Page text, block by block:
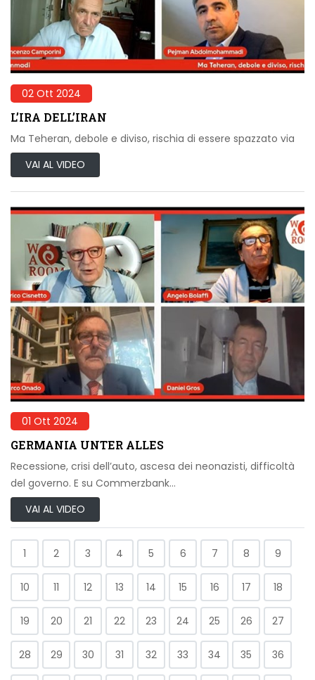
02 Ott 2024
L’IRA DELL’IRAN
Ma Teheran, debole e diviso, rischia di essere spazzato via
VAI AL VIDEO
01 Ott 2024
GERMANIA UNTER ALLES
Recessione, crisi dell’auto, ascesa dei neonazisti, difficoltà
del governo. E su Commerzbank…
VAI AL VIDEO
1 2 3 4 5 6 7 8 9
10 11 12 13 14 15 16 17 18
19 20 21 22 23 24 25 26 27
28 29 30 31 32 33 34 35 36